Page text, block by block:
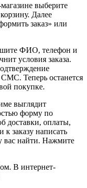
выберите
Далее
заказ» или
ФИО, телефон и
условия заказа.
Теперь останется
покупке.
выглядит
форму по
доставки, оплаты,
заказу написать
вас найти. Нажмите
В интернет-